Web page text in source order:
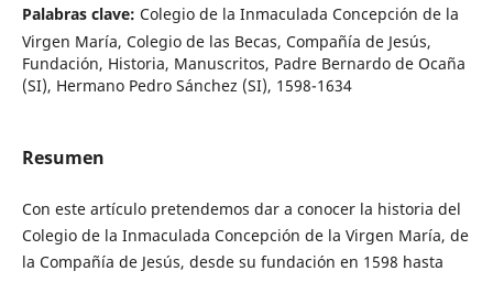
Palabras clave: Colegio de la Inmaculada Concepción de la
Virgen María, Colegio de las Becas, Compañía de Jesús,
Fundación, Historia, Manuscritos, Padre Bernardo de Ocaña
(SI), Hermano Pedro Sánchez (SI), 1598-1634
Resumen
Con este artículo pretendemos dar a conocer la historia del
Colegio de la Inmaculada Concepción de la Virgen María, de
la Compañía de Jesús, desde su fundación en 1598 hasta